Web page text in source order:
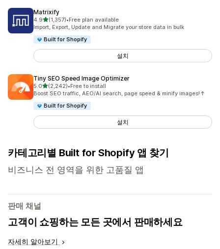
Matrixify
4.9별 5개 중
(1,357)
총 리뷰 1357개
•Free plan available
Import, Export, Update and Migrate your store data in bulk
Built for Shopify
설치
Tiny SEO Speed Image Optimizer
5.0별 5개 중
(2,242)
총 리뷰 2242개
•Free to install
Boost SEO traffic, AEO/AI search, page speed & minify images!↑
Built for Shopify
설치
카테고리별 Built for Shopify 앱 찾기
비즈니스 전 영역을 위한 고품질 앱
판매 채널
고객이 쇼핑하는 모든 곳에서 판매하세요
자세히 알아보기